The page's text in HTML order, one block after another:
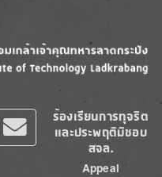
ร้องเรียนการทุจริต
และประพฤติมิชอบ
สจล.
Appeal